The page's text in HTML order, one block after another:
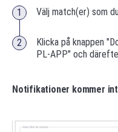
Välj match(er) som
Klicka på knappen
PL-APP" och
Notifikationer kommer